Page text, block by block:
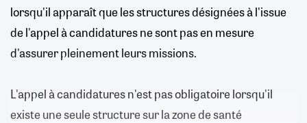
lorsqu'il apparaît que les structures désignées à l'issue
de l'appel à candidatures ne sont pas en mesure
d'assurer pleinement leurs missions.
L'appel à candidatures n'est pas obligatoire lorsqu'il
existe une seule structure sur la zone de santé